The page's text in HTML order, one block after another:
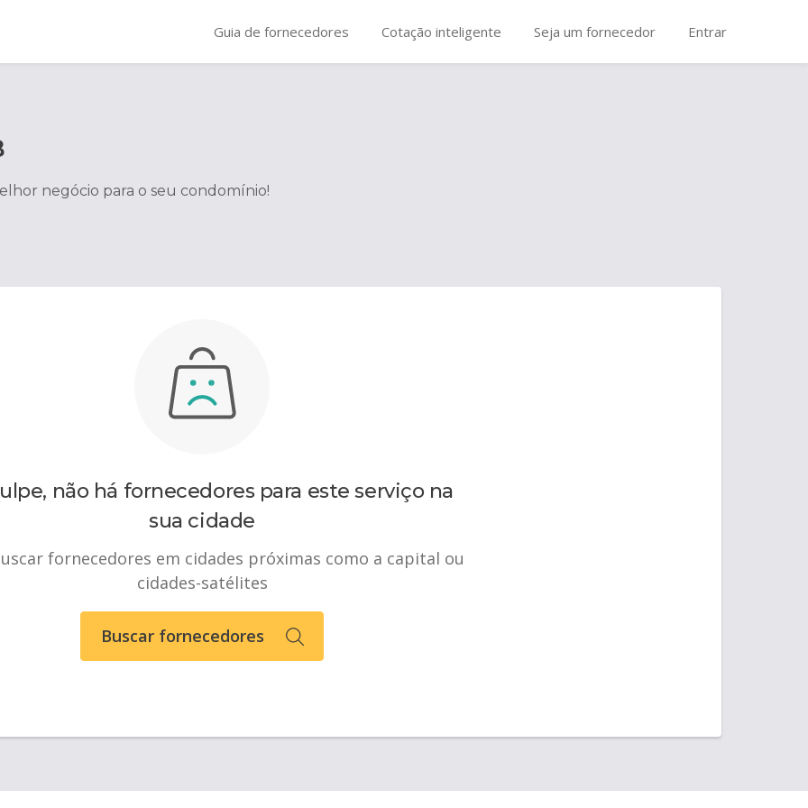
Guia de fornecedores Cotação inteligente Seja um fornecedor Entrar
negócio para o seu condomínio!
não há fornecedores para este serviço na
sua cidade
fornecedores em cidades próximas como a capital ou
cidades-satélites
Buscar fornecedores